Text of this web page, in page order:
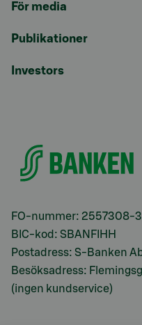
För media
Publikationer
Investors
FO-nummer: 2557308-3
BIC-kod: SBANFIHH
Postadress: S-Banken
Besöksadress:
(ingen kundservice)